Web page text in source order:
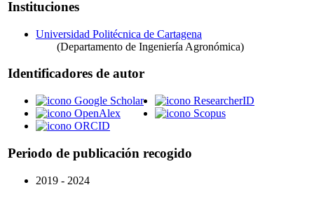
Instituciones
Universidad Politécnica de Cartagena
(Departamento de Ingeniería Agronómica)
Identificadores de autor
Google Scholar
OpenAlex
ORCID
ResearcherID
Scopus
Periodo de publicación recogido
2019 - 2024